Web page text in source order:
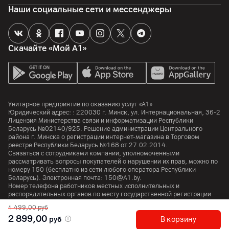
4 499,00 руб
2 899,00 руб В корзину
сек, замедленная съёмка 1080p (до 120 к/сек)
Память
256ГБ
Процессор
A18
Особенности
Система Neural Engine; 5‑ядерный графический процессор
Аккумулятор
Тип аккумулятора
Li-ion
Скачайте «Мой А1»
Наши социальные сети и мессенджеры
Унитарное предприятие по оказанию услуг «А1»
Юридический адрес: : 220030 г. Минск, ул. Интернациональная, 36-2
Лицензия Министерства связи и информатизации Республики
Беларусь №02140/925. Решение администрации Центрального
района г. Минска о регистрации интернет-магазина в Торговом
реестре Республики Беларусь №168 от 27.02.2014.
Связаться с сотрудниками компании, уполномоченными
рассматривать вопросы покупателей о нарушении их прав, можно по
номеру 150 (бесплатно из сети любого оператора Республики
Беларусь). Электронная почта: 150@A1.by.
Номер телефона работников местных исполнительных и
распорядительных органов по месту государственной регистрации
рассматривать обращения покупателей:
+375 17 374 01 46.